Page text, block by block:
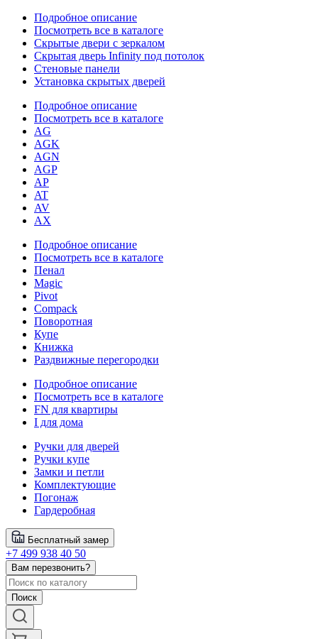
Подробное описание
Посмотреть все в каталоге
Скрытые двери с зеркалом
Скрытая дверь Infinity под потолок
Стеновые панели
Установка скрытых дверей
Подробное описание
Посмотреть все в каталоге
AG
AGK
AGN
AGP
AP
AT
AV
AX
Подробное описание
Посмотреть все в каталоге
Пенал
Magic
Pivot
Compack
Поворотная
Купе
Книжка
Раздвижные перегородки
Подробное описание
Посмотреть все в каталоге
FN для квартиры
I для дома
Ручки для дверей
Ручки купе
Замки и петли
Комплектующие
Погонаж
Гардеробная
Бесплатный замер
+7 499 938 40 50
Вам перезвонить?
Поиск